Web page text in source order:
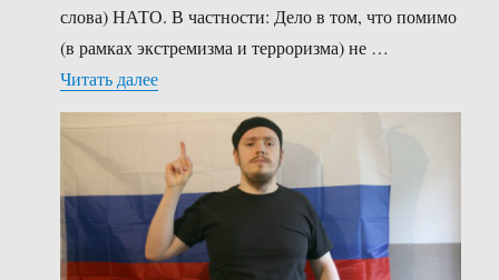
слова) НАТО. В частности: Дело в том, что помимо
(в рамках экстремизма и терроризма) не …
Читать далее«Склонен к предательству, лжи и